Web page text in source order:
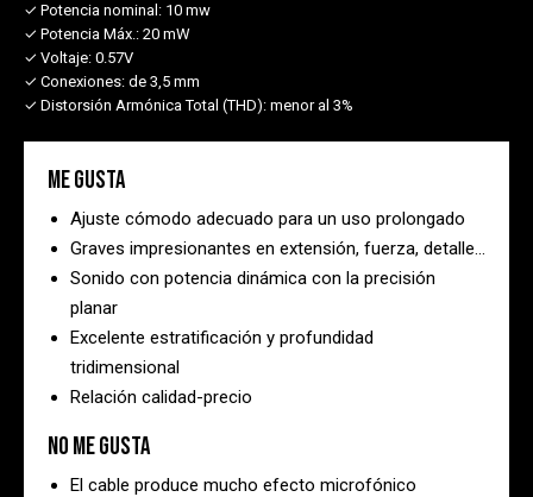
✓ Potencia nominal: 10 mw
✓ Potencia Máx.: 20 mW
✓ Voltaje: 0.57V
✓ Conexiones: de 3,5 mm
✓ Distorsión Armónica Total (THD): menor al 3%
Me gusta
Ajuste cómodo adecuado para un uso prolongado
Graves impresionantes en extensión, fuerza, detalle...
Sonido con potencia dinámica con la precisión
planar
Excelente estratificación y profundidad
tridimensional
Relación calidad-precio
No me gusta
El cable produce mucho efecto microfónico